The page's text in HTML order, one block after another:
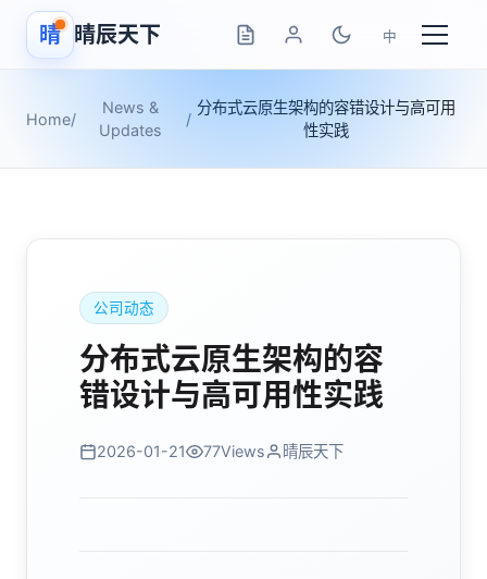
晴 晴辰天下 中
Home/
News &
Updates
/
分布式云原生架构的容错设计与高可用
性实践
公司动态
分布式云原生架构的容
错设计与高可用性实践
2026-01-21 77Views 晴辰天下